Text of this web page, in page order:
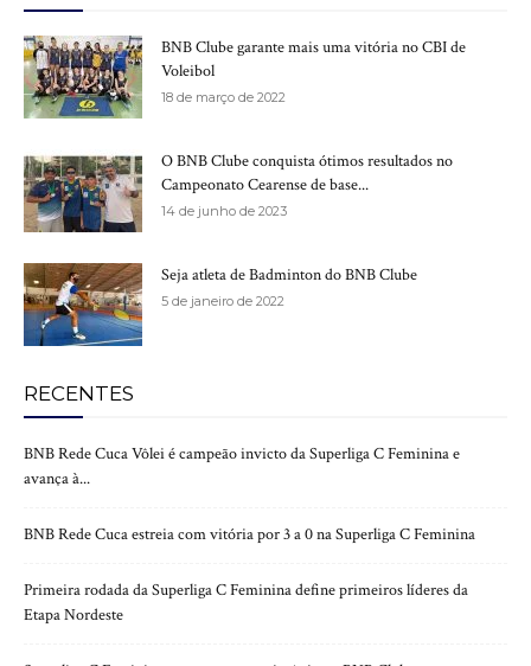
BNB Clube garante mais uma vitória no CBI de
Voleibol
18 de março de 2022
O BNB Clube conquista ótimos resultados no
Campeonato Cearense de base...
14 de junho de 2023
Seja atleta de Badminton do BNB Clube
5 de janeiro de 2022
RECENTES
BNB Rede Cuca Vôlei é campeão invicto da Superliga C Feminina e
avança à...
BNB Rede Cuca estreia com vitória por 3 a 0 na Superliga C Feminina
Primeira rodada da Superliga C Feminina define primeiros líderes da
Etapa Nordeste